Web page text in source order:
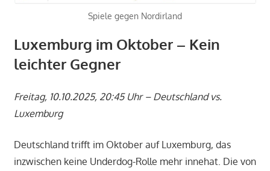
Spiele gegen Nordirland
Luxemburg im Oktober – Kein
leichter Gegner
Freitag, 10.10.2025, 20:45 Uhr – Deutschland vs.
Luxemburg
Deutschland trifft im Oktober auf Luxemburg, das
inzwischen keine Underdog-Rolle mehr innehat. Die von